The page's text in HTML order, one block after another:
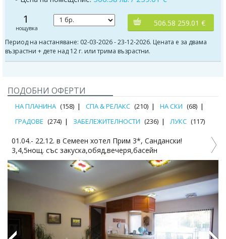
1
нощувка
506.58 259.01 €
Период на настаняване: 02-03-2026 - 23-12-2026. Цената е за двама
възрастни + дете над 12 г. или трима възрастни.
ПОДОБНИ ОФЕРТИ
НА ПЛАНИНА (158) СПА & РЕЛАКС (210) НА СКИ (68)
ГРАДОВЕ (274) ЗАБЕЛЕЖИТЕЛНОСТИ (236) ЛУКС (117)
01.04.- 22.12. в Семеен хотел Прим 3*, Сандански!
3,4,5нощ. със закуска,обяд,вечеря,басейн